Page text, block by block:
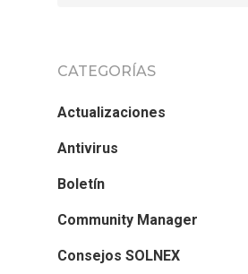
CATEGORÍAS
Actualizaciones
Antivirus
Boletín
Community Manager
Consejos SOLNEX